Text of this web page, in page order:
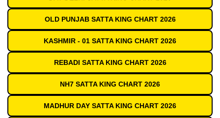
OLD PUNJAB SATTA KING CHART 2026
KASHMIR - 01 SATTA KING CHART 2026
REBADI SATTA KING CHART 2026
NH7 SATTA KING CHART 2026
MADHUR DAY SATTA KING CHART 2026